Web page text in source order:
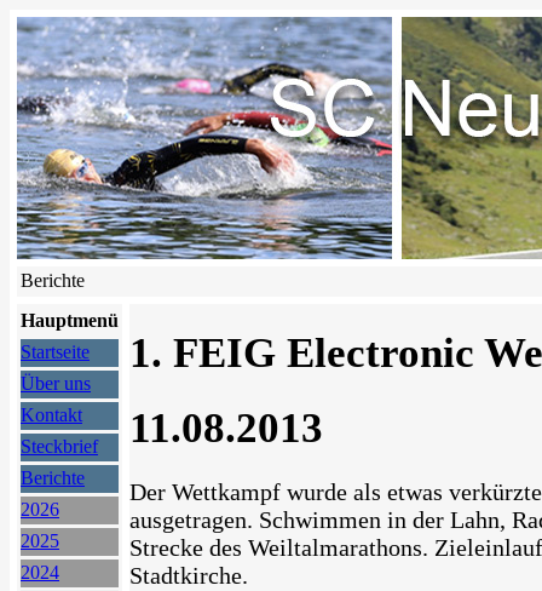
Berichte
Hauptmenü
Startseite
Über uns
Kontakt
Steckbrief
Berichte
2026
2025
2024
1. FEIG Electronic
11.08.2013
Der Wettkampf wurde als etwas
ausgetragen. Schwimmen in der Lahn,
Strecke des Weiltalmarathons.
Stadtkirche.